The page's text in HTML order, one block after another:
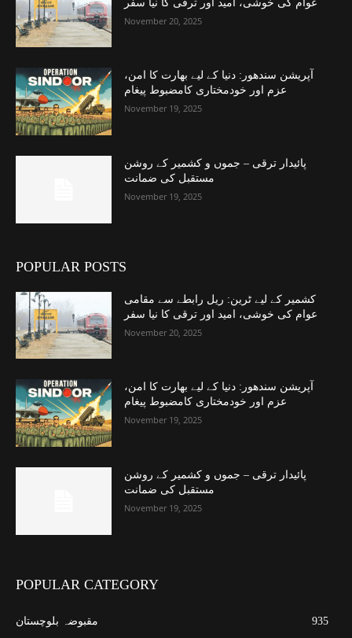
عوام کی خوشی، امید اور ترقی کا نیا سفر
November 20, 2025
آپریشن سندھور: دنیا کے لیے بھارت کا امن،
عزم اور خودمختاری کامضبوط پیغام
November 19, 2025
پائیدار ترقی – جموں و کشمیر کے روشن
مستقبل کی ضمانت
November 19, 2025
POPULAR POSTS
کشمیر کے لیے ٹرین: ریل رابطے سے مقامی
عوام کی خوشی، امید اور ترقی کا نیا سفر
November 20, 2025
آپریشن سندھور: دنیا کے لیے بھارت کا امن،
عزم اور خودمختاری کامضبوط پیغام
November 19, 2025
پائیدار ترقی – جموں و کشمیر کے روشن
مستقبل کی ضمانت
November 19, 2025
POPULAR CATEGORY
مقبوضہ بلوچستان
935